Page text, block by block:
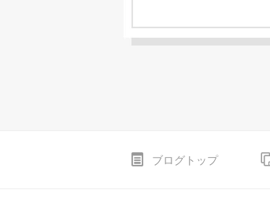
ブログトップ